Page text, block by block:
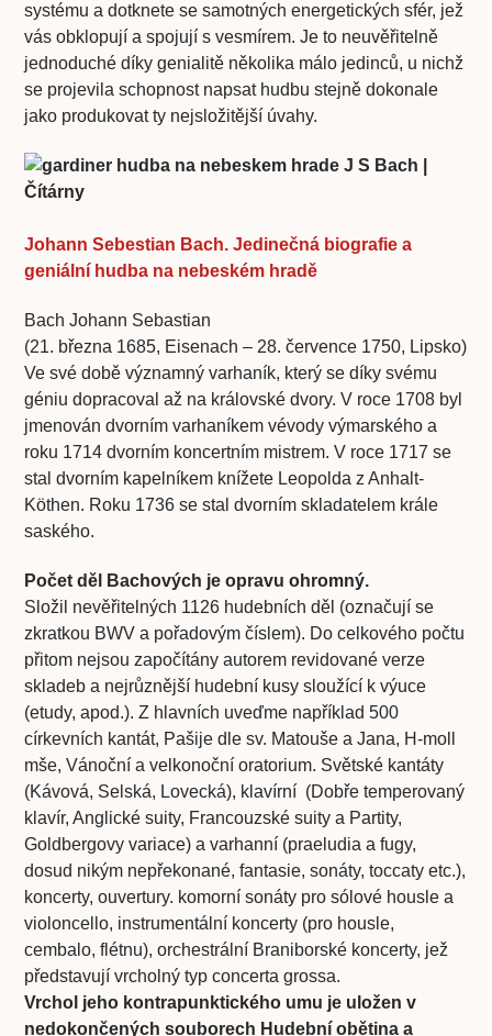
systému a dotknete se samotných energetických sfér, jež
vás obklopují a spojují s vesmírem. Je to neuvěřitelně
jednoduché díky genialitě několika málo jedinců, u nichž
se projevila schopnost napsat hudbu stejně dokonale
jako produkovat ty nejsložitější úvahy.
Johann Sebestian Bach. Jedinečná biografie a
geniální hudba na nebeském hradě
Bach Johann Sebastian
(21. března 1685, Eisenach – 28. července 1750, Lipsko)
Ve své době významný varhaník, který se díky svému
géniu dopracoval až na královské dvory. V roce 1708 byl
jmenován dvorním varhaníkem vévody výmarského a
roku 1714 dvorním koncertním mistrem. V roce 1717 se
stal dvorním kapelníkem knížete Leopolda z Anhalt-
Köthen. Roku 1736 se stal dvorním skladatelem krále
saského.
Počet děl Bachových je opravu ohromný.
Složil nevěřitelných 1126 hudebních děl (označují se
zkratkou BWV a pořadovým číslem). Do celkového počtu
přitom nejsou započítány autorem revidované verze
skladeb a nejrůznější hudební kusy sloužící k výuce
(etudy, apod.). Z hlavních uveďme například 500
církevních kantát, Pašije dle sv. Matouše a Jana, H-moll
mše, Vánoční a velkonoční oratorium. Světské kantáty
(Kávová, Selská, Lovecká), klavírní (Dobře temperovaný
klavír, Anglické suity, Francouzské suity a Partity,
Goldbergovy variace) a varhanní (praeludia a fugy,
dosud nikým nepřekonané, fantasie, sonáty, toccaty etc.),
koncerty, ouvertury. komorní sonáty pro sólové housle a
violoncello, instrumentální koncerty (pro housle,
cembalo, flétnu), orchestrální Braniborské koncerty, jež
představují vrcholný typ concerta grossa.
Vrchol jeho kontrapunktického umu je uložen v
nedokončených souborech Hudební obětina a